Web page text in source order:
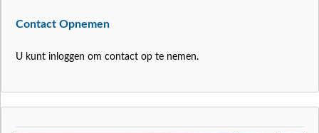
Contact Opnemen
U kunt inloggen om contact op te nemen.